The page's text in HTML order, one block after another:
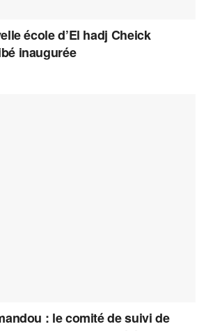
école d’El hadj Cheick
inaugurée
: le comité de suivi de